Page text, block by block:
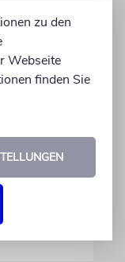
Aufgabe,
zu den
Webseite
finden Sie